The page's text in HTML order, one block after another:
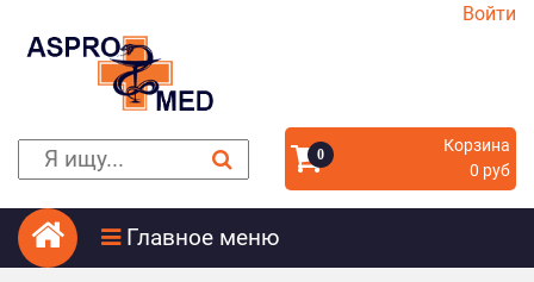
Войти
0
Корзина
0 руб
Главное меню